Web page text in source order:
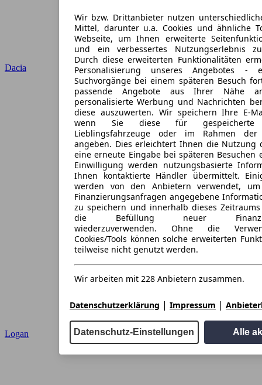
Dacia
Logan
Wir bzw. Drittanbieter nutzen
Mittel, darunter u.a. Cookies und ähnliche
Webseite, um Ihnen erweiterte
und ein verbessertes Nutzungserlebnis
Durch diese erweiterten Funktionalitäten
Personalisierung unseres Angebotes
Suchvorgänge bei einem späteren Besuch
passende Angebote aus Ihrer Nähe
personalisierte Werbung und Nachrichten
diese auszuwerten. Wir speichern Ihre E-
wenn Sie diese für gespeicherte
Lieblingsfahrzeuge oder im Rahmen der
angeben. Dies erleichtert Ihnen die Nutzung
eine erneute Eingabe bei späteren
Einwilligung werden nutzungsbasierte
Ihnen kontaktierte Händler übermittelt.
werden von den Anbietern verwendet,
Finanzierungsanfragen angegebene
zu speichern und innerhalb dieses
die Befüllung neuer
wiederzuverwenden. Ohne die
Cookies/Tools können solche erweiterten
teilweise nicht genutzt werden.
Wir arbeiten mit 228 Anbietern zusammen.
Datenschutzerklärung | Impressum |
Datenschutz-Einstellungen Alle